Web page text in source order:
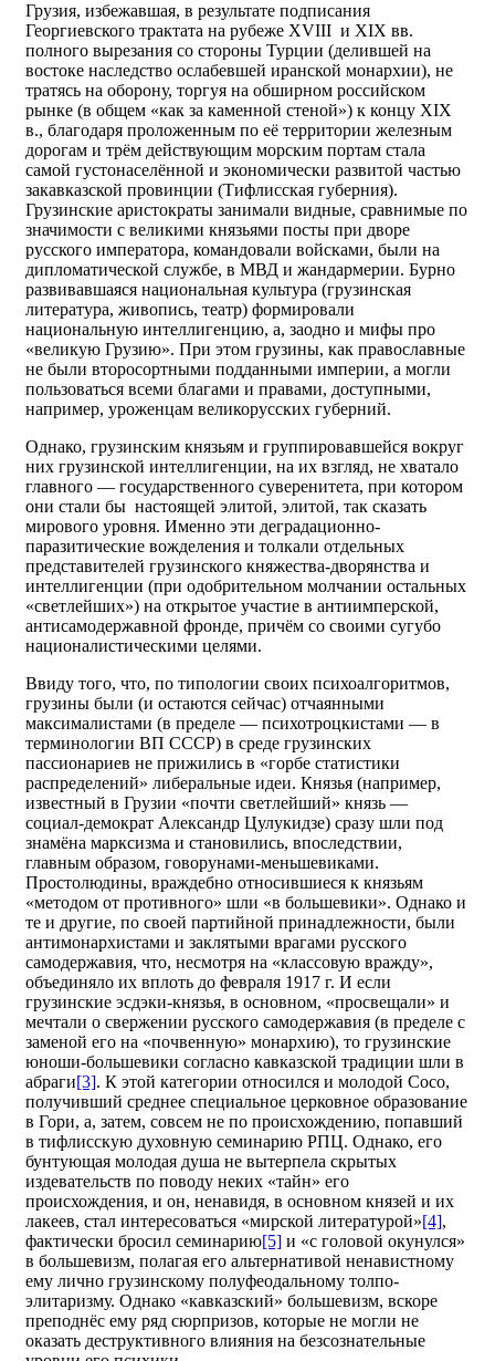
Грузия, избежавшая, в результате подписания
Георгиевского трактата на рубеже XVIII и XIX вв.
полного вырезания со стороны Турции (делившей на
востоке наследство ослабевшей иранской монархии), не
тратясь на оборону, торгуя на обширном российском
рынке (в общем «как за каменной стеной») к концу XIX
в., благодаря проложенным по её территории железным
дорогам и трём действующим морским портам стала
самой густонаселённой и экономически развитой частью
закавказской провинции (Тифлисская губерния).
Грузинские аристократы занимали видные, сравнимые по
значимости с великими князьями посты при дворе
русского императора, командовали войсками, были на
дипломатической службе, в МВД и жандармерии. Бурно
развивавшаяся национальная культура (грузинская
литература, живопись, театр) формировали
национальную интеллигенцию, а, заодно и мифы про
«великую Грузию». При этом грузины, как православные
не были второсортными подданными империи, а могли
пользоваться всеми благами и правами, доступными,
например, уроженцам великорусских губерний.
Однако, грузинским князьям и группировавшейся вокруг
них грузинской интеллигенции, на их взгляд, не хватало
главного — государственного суверенитета, при котором
они стали бы настоящей элитой, элитой, так сказать
мирового уровня. Именно эти деградационно-
паразитические вожделения и толкали отдельных
представителей грузинского княжества-дворянства и
интеллигенции (при одобрительном молчании остальных
«светлейших») на открытое участие в антиимперской,
антисамодержавной фронде, причём со своими сугубо
националистическими целями.
Ввиду того, что, по типологии своих психоалгоритмов,
грузины были (и остаются сейчас) отчаянными
максималистами (в пределе — психотроцкистами — в
терминологии ВП СССР) в среде грузинских
пассионариев не прижились в «горбе статистики
распределений» либеральные идеи. Князья (например,
известный в Грузии «почти светлейший» князь —
социал-демократ Александр Цулукидзе) сразу шли под
знамёна марксизма и становились, впоследствии,
главным образом, говорунами-меньшевиками.
Простолюдины, враждебно относившиеся к князьям
«методом от противного» шли «в большевики». Однако и
те и другие, по своей партийной принадлежности, были
антимонархистами и заклятыми врагами русского
самодержавия, что, несмотря на «классовую вражду»,
объединяло их вплоть до февраля 1917 г. И если
грузинские эсдэки-князья, в основном, «просвещали» и
мечтали о свержении русского самодержавия (в пределе с
заменой его на «почвенную» монархию), то грузинские
юноши-большевики согласно кавказской традиции шли в
абраги[3]. К этой категории относился и молодой Сосо,
получивший среднее специальное церковное образование
в Гори, а, затем, совсем не по происхождению, попавший
в тифлисскую духовную семинарию РПЦ. Однако, его
бунтующая молодая душа не вытерпела скрытых
издевательств по поводу неких «тайн» его
происхождения, и он, ненавидя, в основном князей и их
лакеев, стал интересоваться «мирской литературой»[4],
фактически бросил семинарию[5] и «с головой окунулся»
в большевизм, полагая его альтернативой ненавистному
ему лично грузинскому полуфеодальному толпо-
элитаризму. Однако «кавказский» большевизм, вскоре
преподнёс ему ряд сюрпризов, которые не могли не
оказать деструктивного влияния на безсознательные